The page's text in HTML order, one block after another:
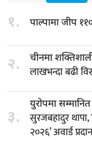
१. पाल्पामा जीप
२. चीनमा
लाखभन्दा बढी
३.
युरोपमा सम्मानित
सुरजबहादुर
२०२६’ अवार्ड